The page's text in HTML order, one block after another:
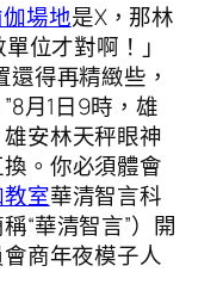
場地是X，那林
位才對啊！」
得再精緻些，
月1日9時，雄
安林天秤眼神
。你必須體會
室華清智言科
“華清智言”）開
商年夜模子人